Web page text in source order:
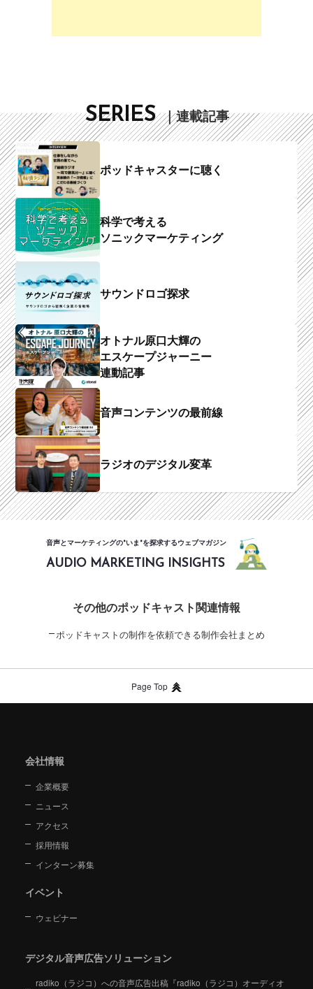
SERIES ｜連載記事
ポッドキャスターに聴く
科学で考える
ソニックマーケティング
サウンドロゴ探求
オトナル原口大輝の
エスケープジャーニー
連動記事
音声コンテンツの最前線
ラジオのデジタル変革
音声とマーケティングの"いま"を探求するウェブマガジン
AUDIO MARKETING INSIGHTS
その他のポッドキャスト関連情報
ポッドキャストの制作を依頼できる制作会社まとめ
Page Top
会社情報
企業概要
ニュース
アクセス
採用情報
インターン募集
イベント
ウェビナー
デジタル音声広告ソリューション
radiko（ラジコ）への音声広告出稿『radiko（ラジコ）オーディオ